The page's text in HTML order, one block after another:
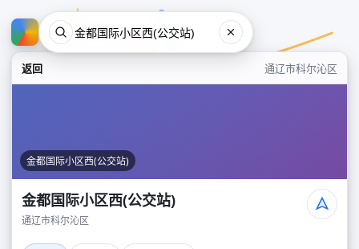
返回 通辽市科尔沁区
金都国际小区西(公交站)
金都国际小区西(公交站)
通辽市科尔沁区